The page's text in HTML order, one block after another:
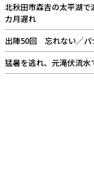
北秋田市森吉の太平湖
カ月遅れ
出陣50回 忘れない／
猛暑を逃れ、元滝伏流